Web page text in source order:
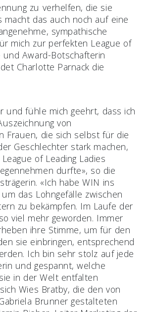
zu verhelfen, die sie
macht das auch noch auf eine
sympathische
mich zur perfekten League of
und Award-Botschafterin
Charlotte Parnack die
und fühle mich geehrt, dass ich
von
Frauen, die sich selbst für die
Geschlechter stark machen,
of Leading Ladies
durfte», so die
«Ich habe WIN ins
das Lohngefälle zwischen
zu bekämpfen. Im Laufe der
viel mehr geworden. Immer
ihre Stimme, um für den
sie einbringen, entsprechend
Ich bin sehr stolz auf jede
und gespannt, welche
in der Welt entfalten
Wies Bratby, die den von
Brunner gestalteten